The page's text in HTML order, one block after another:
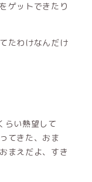
ゲットできたり
たわけなんだけ
らい熱望して
てきた、おま
まえだよ、すき